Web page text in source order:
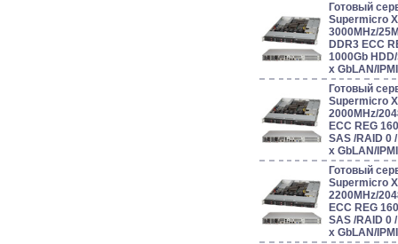
Готовый
Supermicro
3000MHz/
DDR3 ECC
1000Gb
x GbLAN/
Готовый
Supermicro
2000MHz/
ECC REG
SAS /RAID 0
x GbLAN/
Готовый
Supermicro
2200MHz/
ECC REG
SAS /RAID 0
x GbLAN/